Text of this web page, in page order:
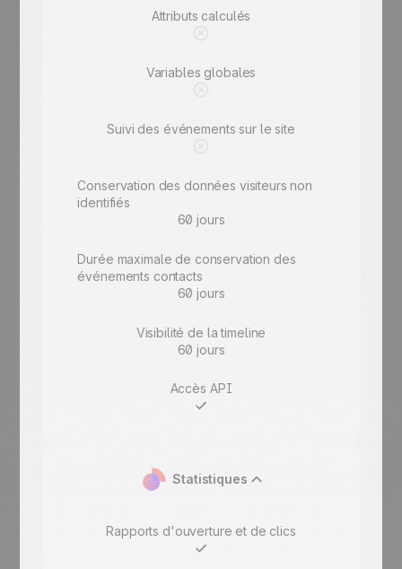
Attributs calculés
Variables globales
Suivi des événements sur le site
Conservation des données visiteurs non
identifiés
60 jours
Durée maximale de conservation des
événements contacts
60 jours
Visibilité de la timeline
60 jours
Accès API
Statistiques
Rapports d'ouverture et de clics